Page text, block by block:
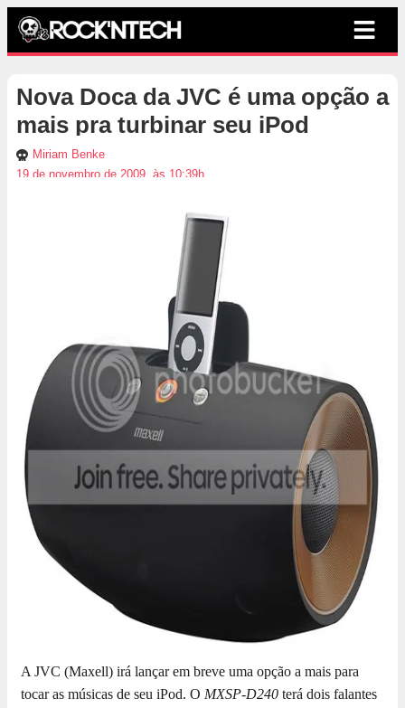
Nova Doca da JVC é uma opção a
mais pra turbinar seu iPod
Miriam Benke
19 de novembro de 2009, às 10:39h
A JVC (Maxell) irá lançar em breve uma opção a mais para
tocar as músicas de seu iPod. O MXSP-D240 terá dois falantes